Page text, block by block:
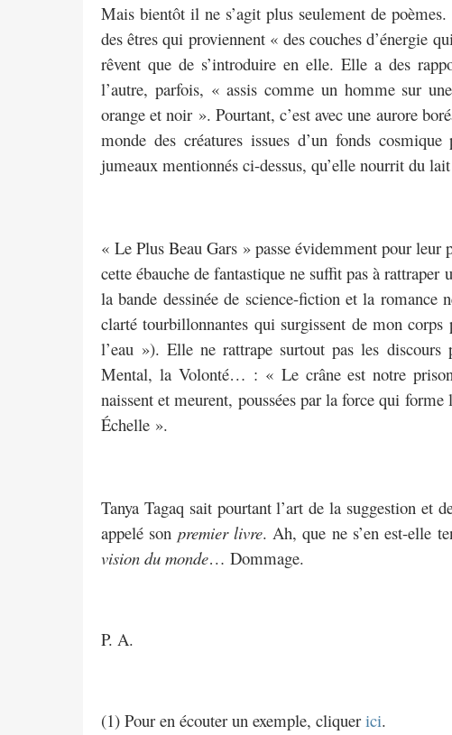
Mais bientôt il ne s’agit plus seulement de
des êtres qui proviennent « des couches d’énergie
rêvent que de s’introduire en elle. Elle a des
l’autre, parfois, « assis comme un homme sur
orange et noir ». Pourtant, c’est avec une aurore
monde des créatures issues d’un fonds cosmique
jumeaux mentionnés ci-dessus, qu’elle nourrit du
« Le Plus Beau Gars » passe évidemment pour
cette ébauche de fantastique ne suffit pas à
la bande dessinée de science-fiction et la romance
clarté tourbillonnantes qui surgissent de mon
l’eau »). Elle ne rattrape surtout pas les
Mental, la Volonté… : « Le crâne est notre
naissent et meurent, poussées par la force qui
Échelle ».
Tanya Tagaq sait pourtant l’art de la suggestion et
appelé son premier livre. Ah, que ne s’en est-elle
vision du monde… Dommage.
P. A.
(1) Pour en écouter un exemple, cliquer ici.